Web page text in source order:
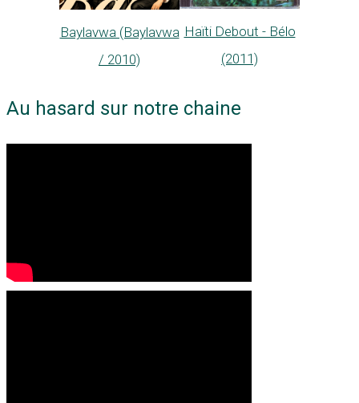
Baylavwa (Baylavwa
/ 2010)
Haïti Debout - Bélo
(2011)
Au hasard sur notre chaine